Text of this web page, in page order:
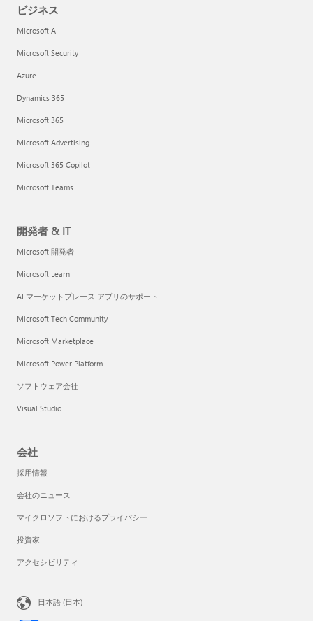
ビジネス
Microsoft AI
Microsoft Security
Azure
Dynamics 365
Microsoft 365
Microsoft Advertising
Microsoft 365 Copilot
Microsoft Teams
開発者 & IT
Microsoft 開発者
Microsoft Learn
AI マーケットプレース アプリのサポート
Microsoft Tech Community
Microsoft Marketplace
Microsoft Power Platform
ソフトウェア会社
Visual Studio
会社
採用情報
会社のニュース
マイクロソフトにおけるプライバシー
投資家
アクセシビリティ
日本語 (日本)